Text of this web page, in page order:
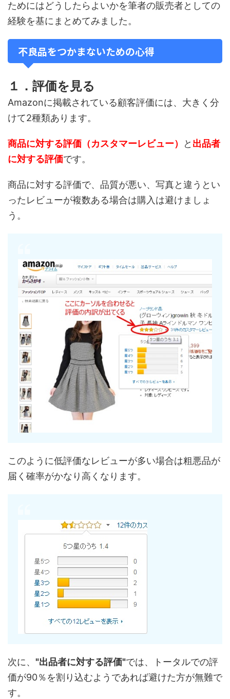
ためにはどうしたらよいかを筆者の販売者としての
経験を基にまとめてみました。
不良品をつかまないための心得
１．評価を見る
Amazonに掲載されている顧客評価には、大きく分
けて2種類あります。
商品に対する評価（カスタマーレビュー） と 出品者
に対する評価です。
商品に対する評価で、品質が悪い、写真と違うとい
ったレビューが複数ある場合は購入は避けましょ
う。
このように低評価なレビューが多い場合は粗悪品が
届く確率がかなり高くなります。
次に、 "出品者に対する評価"では、トータルでの評
価が90％を割り込むようであれば避けた方が無難で
す。